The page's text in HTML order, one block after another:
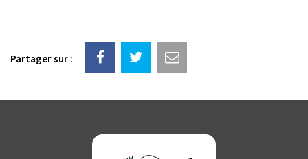
Partager sur :